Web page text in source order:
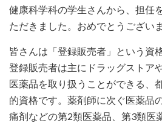
健康科学科の学生さんから、担任
ただきました。おめでとうござい
皆さんは「登録販売者」という資
登録販売者は主にドラッグストア
医薬品を取り扱うことができる、
的資格です。薬剤師に次ぐ医薬品
痛剤などの第2類医薬品、第3類医